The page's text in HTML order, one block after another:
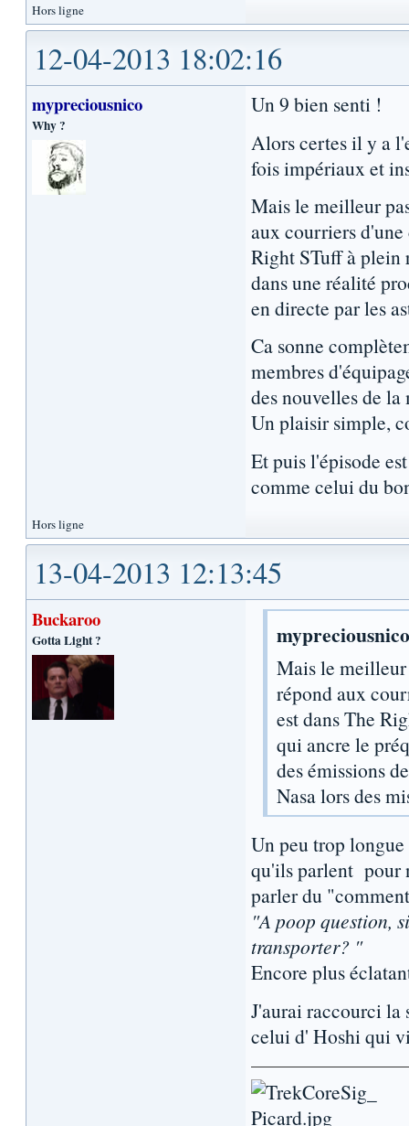
Hors ligne
12-04-2013 18:02:16
mypreciousnico
Why ?
Un 9 bien senti !
Alors certes il y a
fois impériaux et
Mais le meilleur
aux courriers
Right STuff à plein
dans une réalité
en directe par les
Ca sonne
membres
des nouvelles de la
Un plaisir simple,
Et puis l'épisode
comme celui du
Hors ligne
13-04-2013 12:13:45
Buckaroo
Gotta Light ?
Mais le meilleur
répond aux
est dans The
qui ancre le
des émissions
Nasa lors des
Un peu trop
qu'ils parlent pour
parler du
"A poop question,
transporter? "
Encore plus
J'aurai raccourci la
celui d' Hoshi qui